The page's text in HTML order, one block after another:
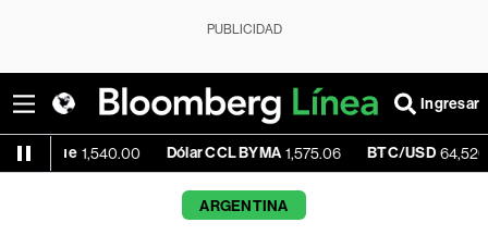
PUBLICIDAD
Ingresar
1,540.00 Dólar CCL BYMA 1,575.06 BTC/USD 64,526.91 -
ARGENTINA